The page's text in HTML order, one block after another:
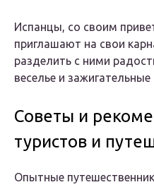
Испанцы, со своим
приглашают на свои
разделить с ними
веселье и
Советы и
туристов и
Опытные